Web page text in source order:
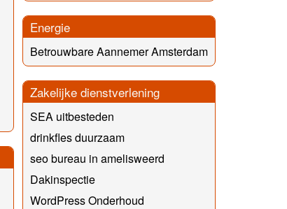
Energie
Betrouwbare Aannemer Amsterdam
Zakelijke dienstverlening
SEA uitbesteden
drinkfles duurzaam
seo bureau in amelisweerd
Dakinspectie
WordPress Onderhoud